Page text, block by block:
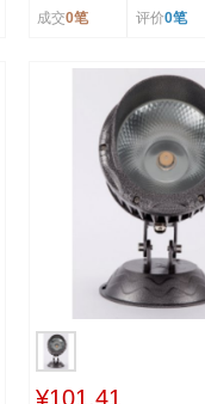
成交0笔 评价0笔
¥101.41